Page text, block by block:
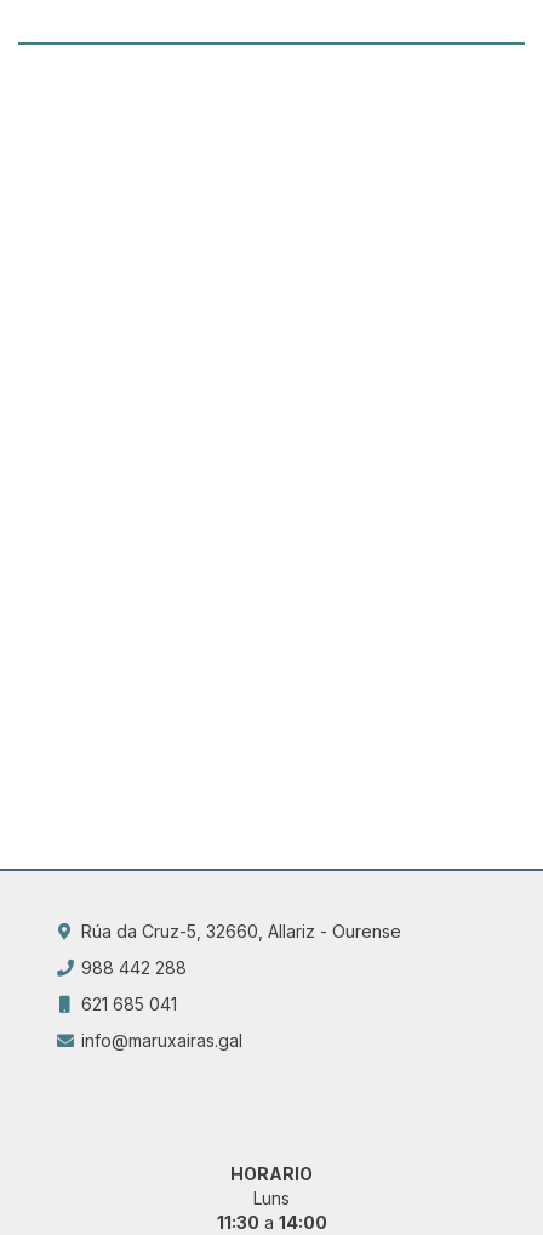
Rúa da Cruz-5, 32660, Allariz - Ourense
988 442 288
621 685 041
info@maruxairas.gal
HORARIO
Luns
11:30 a 14:00